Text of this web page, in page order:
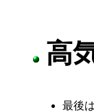
高
最後